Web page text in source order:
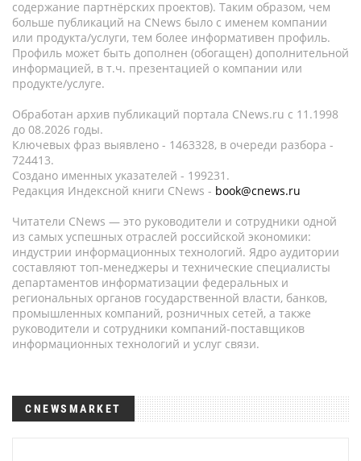
содержание партнёрских проектов). Таким образом, чем
больше публикаций на CNews было с именем компании
или продукта/услуги, тем более информативен профиль.
Профиль может быть дополнен (обогащен) дополнительной
информацией, в т.ч. презентацией о компании или
продукте/услуге.
Обработан архив публикаций портала CNews.ru c 11.1998
до 08.2026 годы.
Ключевых фраз выявлено - 1463328, в очереди разбора -
724413.
Создано именных указателей - 199231.
Редакция Индексной книги CNews - book@cnews.ru
Читатели CNews — это руководители и сотрудники одной
из самых успешных отраслей российской экономики:
индустрии информационных технологий. Ядро аудитории
составляют топ-менеджеры и технические специалисты
департаментов информатизации федеральных и
региональных органов государственной власти, банков,
промышленных компаний, розничных сетей, а также
руководители и сотрудники компаний-поставщиков
информационных технологий и услуг связи.
CNEWSMARKET